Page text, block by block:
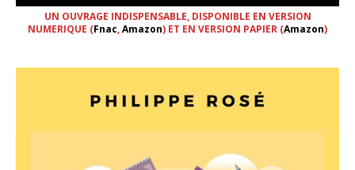
UN OUVRAGE INDISPENSABLE, DISPONIBLE EN VERSION
NUMERIQUE (Fnac,Amazon) ET EN VERSION PAPIER (Amazon)